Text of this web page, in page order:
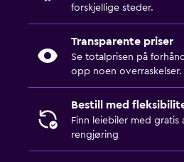
forskjellige steder.
Transparente priser
Se totalprisen på
opp noen overraskelser.
Bestill med
Finn leiebiler med
rengjøring